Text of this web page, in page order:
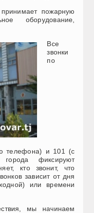
пожарную
оборудование,
Все
звонки
по
телефона) и 101 (с
фиксируют
кто звонит, что
зависит от дня
или времени
мы начинаем